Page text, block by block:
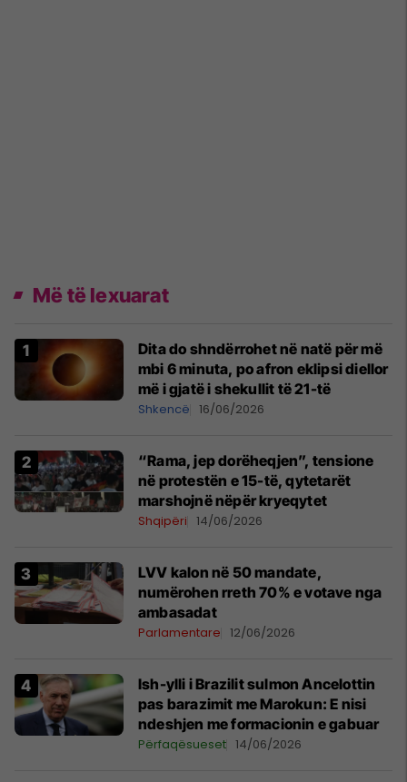
Më të lexuarat
Dita do shndërrohet në natë për më
mbi 6 minuta, po afron eklipsi diellor
më i gjatë i shekullit të 21-të
Shkencë 16/06/2026
“Rama, jep dorëheqjen”, tensione
në protestën e 15-të, qytetarët
marshojnë nëpër kryeqytet
Shqipëri 14/06/2026
LVV kalon në 50 mandate,
numërohen rreth 70% e votave nga
ambasadat
Parlamentare 12/06/2026
Ish-ylli i Brazilit sulmon Ancelottin
pas barazimit me Marokun: E nisi
ndeshjen me formacionin e gabuar
Përfaqësueset 14/06/2026